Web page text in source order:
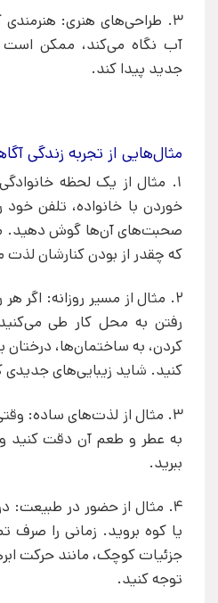
3. طراحی‌های هنری:
آب نگاه می‌کند، ممکن است
جدید پیدا کند.
مثال‌هایی از تجربه زندگی
1. مثال از یک لحظه
خوردن با خانواده، تلفن خود
صحبت‌های آن‌ها گوش دهید.
که چقدر از بودن کنارشان لذت
2. مثال از مسیر روزانه: اگر
رفتن به محل کار طی
کردن، به ساختمان‌ها،
کنید. شاید زیبایی‌های
3. مثال از لذت‌های ساده:
به عطر و طعم آن دقت کنید
ببرید.
4. مثال از حضور در طبیعت:
یا کوه بروید. زمانی را صرف
جزئیات کوچک، مانند حرکت
توجه کنید.